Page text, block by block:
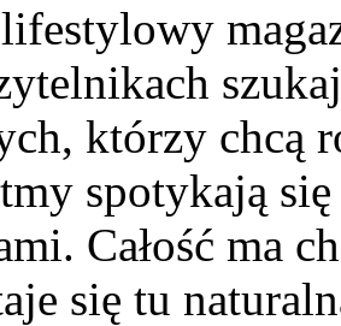
którzy chcą
spotykają się
Całość ma
się tu